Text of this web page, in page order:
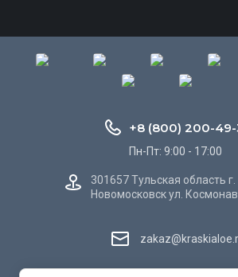
+8 (800) 200-
Пн-Пт: 9:00 - 17:00
301657 Тульская область г.
Новомосковск ул.